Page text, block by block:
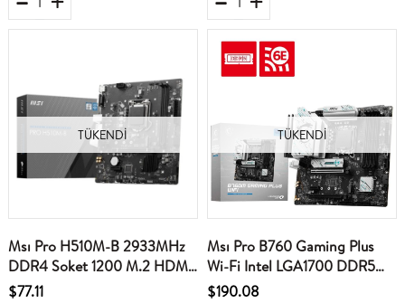
TÜKENDI
Msı Pro H510M-B 2933MHz
DDR4 Soket 1200 M.2 HDMI
VGA mATX 10.Nesil Anakart
$77.11
TÜKENDI
Msı Pro B760 Gaming Plus
Wi-Fi Intel LGA1700 DDR5
ATX Anakart
$190.08